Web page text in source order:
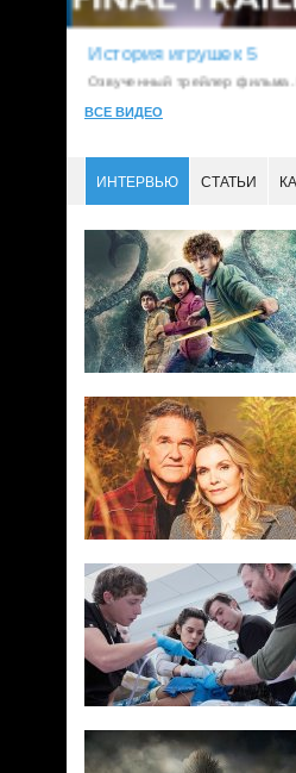
История игрушек 5
Озвученный трейлер фильма.
ВСЕ ВИДЕО
ИНТЕРВЬЮ СТАТЬИ